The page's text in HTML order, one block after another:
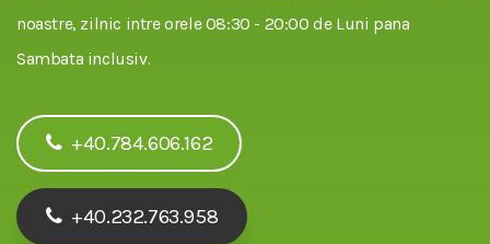
noastre, zilnic intre orele 08:30 - 20:00 de Luni pana
Sambata inclusiv.
+40.784.606.162
+40.232.763.958